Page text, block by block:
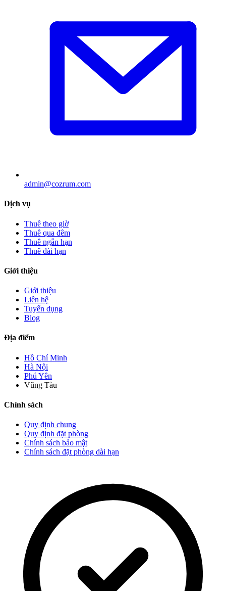
admin@cozrum.com
Dịch vụ
Thuê theo giờ
Thuê qua đêm
Thuê ngắn hạn
Thuê dài hạn
Giới thiệu
Giới thiệu
Liên hệ
Tuyển dụng
Blog
Địa điểm
Hồ Chí Minh
Hà Nội
Phú Yên
Vũng Tàu
Chính sách
Quy định chung
Quy định đặt phòng
Chính sách bảo mật
Chính sách đặt phòng dài hạn